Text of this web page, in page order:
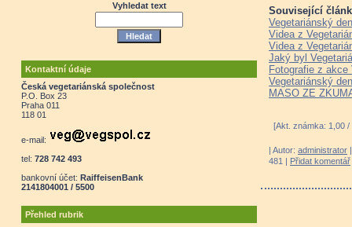
Vyhledat text
Kontaktní údaje
Česká vegetariánská společnost
P.O. Box 23
Praha 011
118 01
e-mail:
tel: 728 742 493
bankovní účet: RaiffeisenBank
2141804001 / 5500
Přehled rubrik
Související
Vegetariánský
Videa z
Videa z
Jaký byl
Fotografie z akce
Vegetariánský
MASO ZE
[Akt. známka: 1,00
| Autor: administrator
481 | Přidat komentář